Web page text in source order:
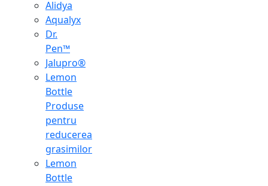
Alidya
Aqualyx
Dr.
Pen™
Jalupro®
Lemon
Bottle
Produse
pentru
reducerea
grasimilor
Lemon
Bottle